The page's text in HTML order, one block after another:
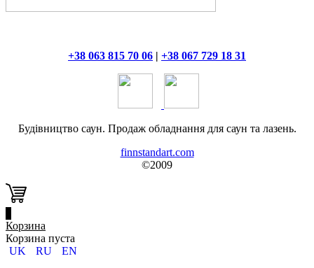
+38 063 815 70 06 | +38 067 729 18 31
Будівництво саун. Продаж обладнання для саун та лазень.
finnstandart.com
©2009
Корзина
Корзина пуста
UK
RU
EN